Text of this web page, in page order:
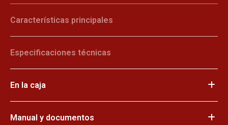
Características principales
Especificaciones técnicas
En la caja
Manual y documentos